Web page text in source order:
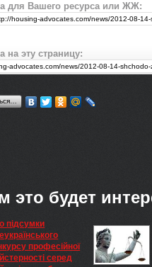
для Вашего ресурса или ЖЖ:
на эту страницу:
это будет
підсумки
професійної
серед